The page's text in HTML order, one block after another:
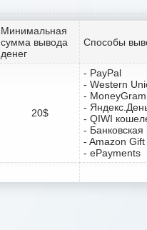
Минимальная
сумма вывода
денег
Способы
20$
- PayPal
- Western
- MoneyGram
-
- QIWI
-
- Amazon
- ePayments